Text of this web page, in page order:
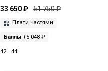
33 650 ₽ 51 750 ₽
Плати частями
Баллы+5 048 ₽
42 44